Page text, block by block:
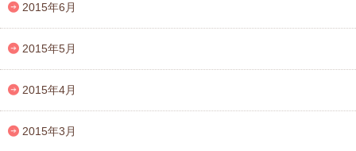
2015年6月
2015年5月
2015年4月
2015年3月